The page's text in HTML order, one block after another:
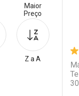
Maior
Preço
Z a A